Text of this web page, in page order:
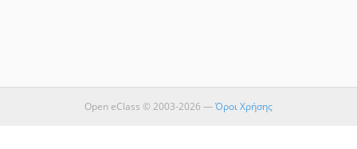
Open eClass © 2003-2026 —Όροι Χρήσης